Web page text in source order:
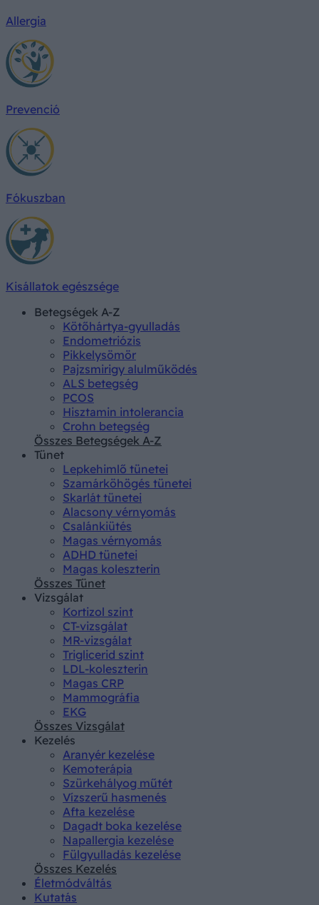
Allergia
Prevenció
Fókuszban
Kisállatok egészsége
Betegségek A-Z
Kötőhártya-gyulladás
Endometriózis
Pikkelysömör
Pajzsmirigy alulműködés
ALS betegség
PCOS
Hisztamin intolerancia
Crohn betegség
Összes Betegségek A-Z
Tünet
Lepkehimlő tünetei
Szamárköhögés tünetei
Skarlát tünetei
Alacsony vérnyomás
Csalánkiütés
Magas vérnyomás
ADHD tünetei
Magas koleszterin
Összes Tünet
Vizsgálat
Kortizol szint
CT-vizsgálat
MR-vizsgálat
Triglicerid szint
LDL-koleszterin
Magas CRP
Mammográfia
EKG
Összes Vizsgálat
Kezelés
Aranyér kezelése
Kemoterápia
Szürkehályog műtét
Vízszerű hasmenés
Afta kezelése
Dagadt boka kezelése
Napallergia kezelése
Fülgyulladás kezelése
Összes Kezelés
Életmódváltás
Kutatás